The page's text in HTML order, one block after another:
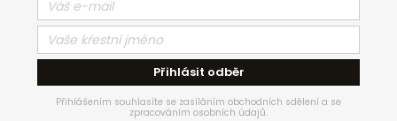
Přihlásit odběr
Přihlášením souhlasíte se zasíláním obchodních sdělení a se
zpracováním osobních údajů.